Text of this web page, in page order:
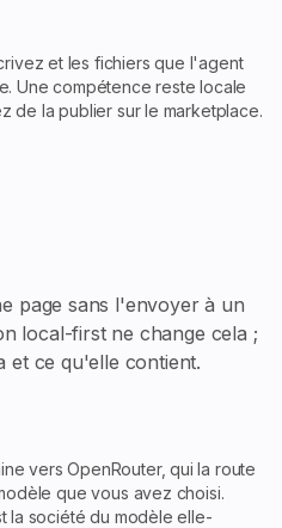
et les fichiers que l'agent
Une compétence reste locale
de la publier sur le marketplace.
page sans l'envoyer à un
local-first ne change cela ;
et ce qu'elle contient.
vers OpenRouter, qui la route
que vous avez choisi.
la société du modèle elle-